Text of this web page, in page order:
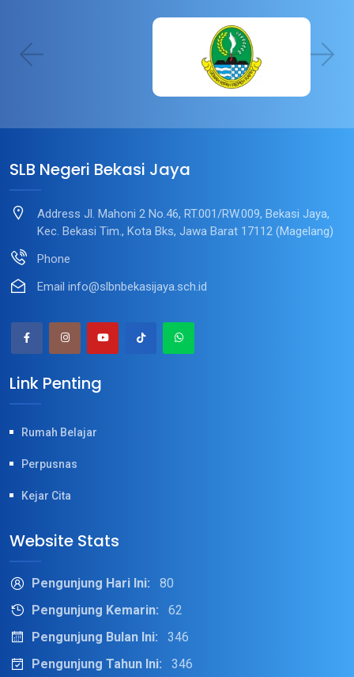
SLB Negeri Bekasi Jaya
Address Jl. Mahoni 2 No.46, RT.001/RW.009, Bekasi Jaya,
Kec. Bekasi Tim., Kota Bks, Jawa Barat 17112 (Magelang)
Phone
Email info@slbnbekasijaya.sch.id
Link Penting
Rumah Belajar
Perpusnas
Kejar Cita
Website Stats
Pengunjung Hari Ini:
80
Pengunjung Kemarin:
62
Pengunjung Bulan Ini:
346
Pengunjung Tahun Ini:
346